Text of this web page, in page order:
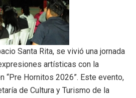
Santa Rita, se vivió una jornada
artísticas con la
“Pre Hornitos 2026”. Este evento,
de Cultura y Turismo de la